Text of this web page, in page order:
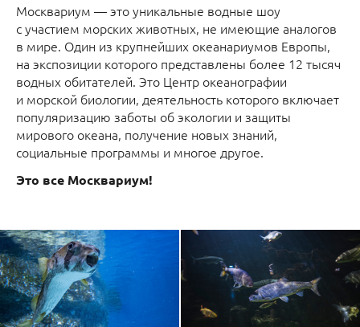
Москвариум — это уникальные водные шоу
с участием морских животных, не имеющие аналогов
в мире. Один из крупнейших океанариумов Европы,
на экспозиции которого представлены более 12 тысяч
водных обитателей. Это Центр океанографии
и морской биологии, деятельность которого включает
популяризацию заботы об экологии и защиты
мирового океана, получение новых знаний,
социальные программы и многое другое.
Это все Москвариум!